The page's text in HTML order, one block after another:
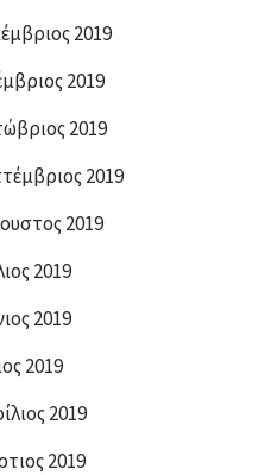
2019
2019
2019
2019
2019
2019
2019
2019
2019
2019